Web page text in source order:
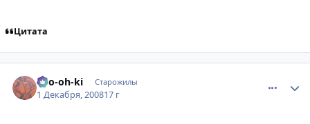
Цитата
Ryo-oh-ki Старожилы
1 Декабря, 200817 г